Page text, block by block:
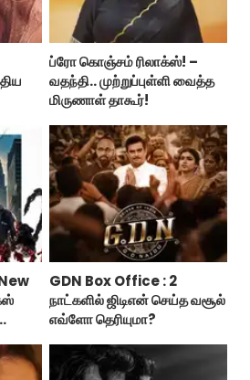
ப்ரோ கொஞ்சம் ரிலாக்ஸ்! –
வதந்தி.. முற்றுப்புள்ளி வைத்த
மிருணாள் தாகூர்!
GDN Box Office : 2
நாட்களில் ஜிடிஎன் செய்த வசூல்
எவ்ளோ தெரியுமா?